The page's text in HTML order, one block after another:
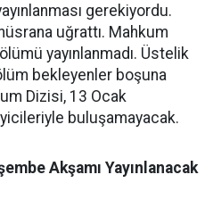
gerekiyordu.
uğrattı. Mahkum
yayınlanmadı. Üstelik
bekleyenler boşuna
Dizisi, 13 Ocak
buluşamayacak.
Akşamı Yayınlanacak